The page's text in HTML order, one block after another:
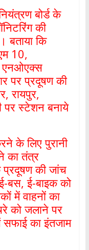
बोर्ड के
की
बताया कि
10,
पर प्रदूषण की
रायपुर,
पर स्टेशन बनाये
के लिए पुरानी
का तंत्र
प्रदूषण की जांच
बस, ई-बाइक को
में वाहनों का
को जलाने पर
सफाई का इंतजाम